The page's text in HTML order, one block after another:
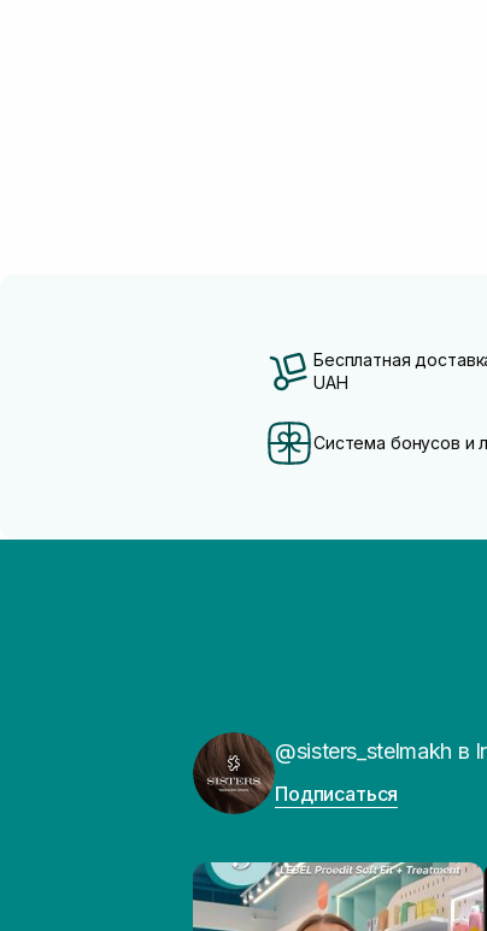
Бесплатная
UAH
Система бонусов и
@sisters_stelmakh в
Подписаться